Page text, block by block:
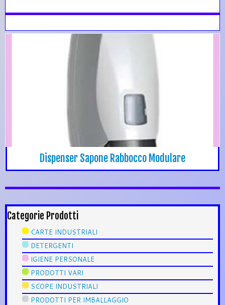
Dispenser Sapone Rabbocco Modulare
Categorie Prodotti
CARTE INDUSTRIALI
DETERGENTI
IGIENE PERSONALE
PRODOTTI VARI
SCOPE INDUSTRIALI
PRODOTTI PER IMBALLAGGIO